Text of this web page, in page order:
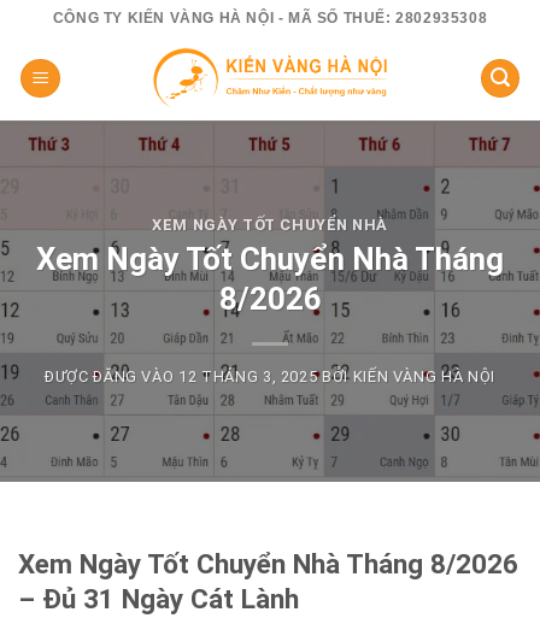
content
CÔNG TY KIẾN VÀNG HÀ NỘI - MÃ SỐ THUẾ: 2802935308
XEM NGÀY TỐT CHUYỂN NHÀ
Xem Ngày Tốt Chuyển Nhà Tháng
8/2026
ĐƯỢC ĐĂNG VÀO 12 THÁNG 3, 2025 BỞI KIẾN VÀNG HÀ NỘI
Xem Ngày Tốt Chuyển Nhà Tháng 8/2026
– Đủ 31 Ngày Cát Lành